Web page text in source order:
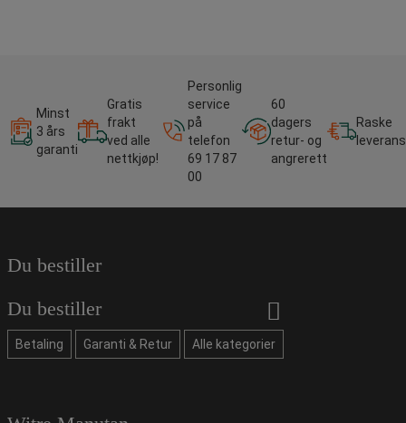
Minst
3 års
garanti
Gratis
frakt
ved alle
nettkjøp!
Personlig
service
på
telefon
69 17 87
00
60
dagers
retur- og
angrerett
Raske
Du bestiller
Du bestiller
Betaling Garanti & Retur Alle kategorier